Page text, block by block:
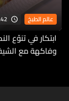
عالم الطبخ
ابتكار في تنوّع
وفاكهة مع